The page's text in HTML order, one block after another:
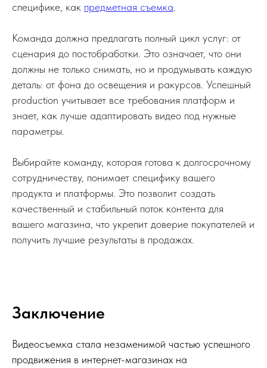
специфике, как предметная съемка.
Команда должна предлагать полный цикл услуг: от
сценария до постобработки. Это означает, что они
должны не только снимать, но и продумывать каждую
деталь: от фона до освещения и ракурсов. Успешный
production учитывает все требования платформ и
знает, как лучше адаптировать видео под нужные
параметры.
Выбирайте команду, которая готова к долгосрочному
сотрудничеству, понимает специфику вашего
продукта и платформы. Это позволит создать
качественный и стабильный поток контента для
вашего магазина, что укрепит доверие покупателей и
получить лучшие результаты в продажах.
Заключение
Видеосъемка стала незаменимой частью успешного
продвижения в интернет-магазинах на